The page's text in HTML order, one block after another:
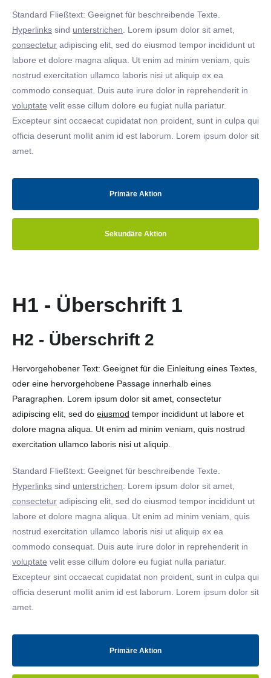
Standard Fließtext: Geeignet für beschreibende Texte.
Hyperlinks sind unterstrichen . Lorem ipsum dolor sit amet,
consectetur adipiscing elit, sed do eiusmod tempor incididunt ut
labore et dolore magna aliqua. Ut enim ad minim veniam, quis
nostrud exercitation ullamco laboris nisi ut aliquip ex ea
commodo consequat. Duis aute irure dolor in reprehenderit in
voluptate velit esse cillum dolore eu fugiat nulla pariatur.
Excepteur sint occaecat cupidatat non proident, sunt in culpa qui
officia deserunt mollit anim id est laborum. Lorem ipsum dolor sit
amet.
Primäre Aktion
Sekundäre Aktion
H1 - Überschrift 1
H2 - Überschrift 2
Hervorgehobener Text: Geeignet für die Einleitung eines Textes,
oder eine hervorgehobene Passage innerhalb eines
Paragraphen. Lorem ipsum dolor sit amet, consectetur
adipiscing elit, sed do eiusmod tempor incididunt ut labore et
dolore magna aliqua. Ut enim ad minim veniam, quis nostrud
exercitation ullamco laboris nisi ut aliquip.
Standard Fließtext: Geeignet für beschreibende Texte.
Hyperlinks sind unterstrichen . Lorem ipsum dolor sit amet,
consectetur adipiscing elit, sed do eiusmod tempor incididunt ut
labore et dolore magna aliqua. Ut enim ad minim veniam, quis
nostrud exercitation ullamco laboris nisi ut aliquip ex ea
commodo consequat. Duis aute irure dolor in reprehenderit in
voluptate velit esse cillum dolore eu fugiat nulla pariatur.
Excepteur sint occaecat cupidatat non proident, sunt in culpa qui
officia deserunt mollit anim id est laborum. Lorem ipsum dolor sit
amet.
Primäre Aktion